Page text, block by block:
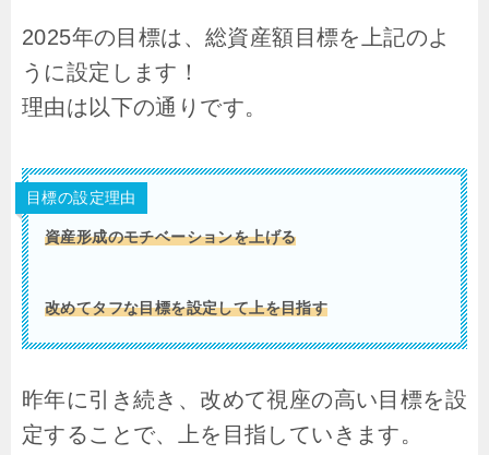
2025年の目標は、総資産額目標を上記のよ
うに設定します！
理由は以下の通りです。
目標の設定理由
資産形成のモチベーションを上げる
改めてタフな目標を設定して上を目指す
昨年に引き続き、改めて視座の高い目標を設
定することで、上を目指していきます。